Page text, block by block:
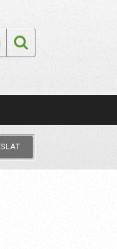
Email